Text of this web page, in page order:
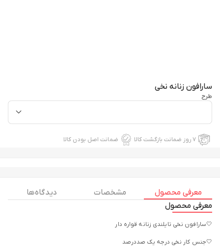
سارافون زنانه نخی
طرح
۷ روز ضمانت بازگشت کالا ضمانت اصل بودن کالا
معرفی محصول مشخصات
دیدگاه ها
معرفی محصول
🤍سارافون نخی تایلندی زنانه قواره دار
🤍جنس کار نخی درجه یک صددرصد